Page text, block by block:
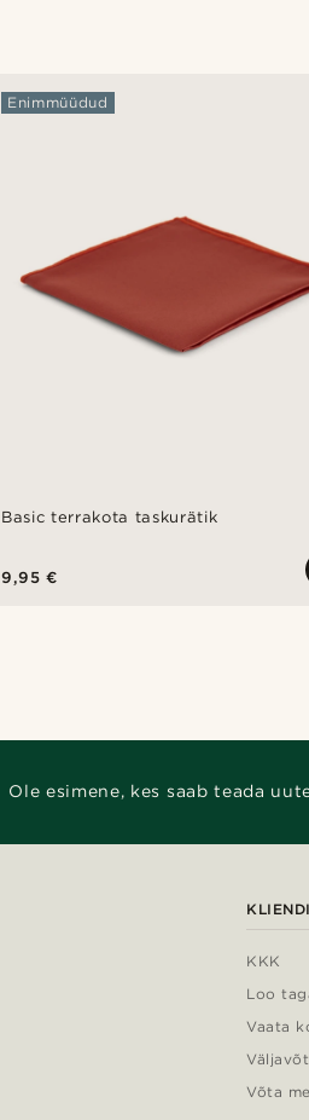
Basic terrakota taskurätik
Enimmüüdud
9,95 €
Ole esimene, kes saab teada
KKK
Loo
Vaata
Võta